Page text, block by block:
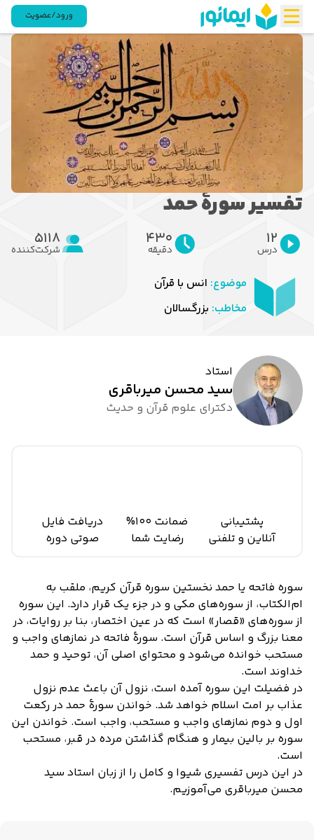
ورود/عضویت
تفسیر سورۀ حمد
12
درس
430
دقیقه
5118
شرکت‌کننده
موضوع: انس با قرآن
مخاطب: بزرگسالان
استاد
سید محسن میرباقری
دکترای علوم قرآن و حدیث
پشتیبانی
آنلاین و تلفنی
ضمانت 100%
رضایت شما
دریافت فایل
صوتی دوره
سوره فاتحه یا حمد نخستین سوره قرآن کریم، ملقب به
ام‌الکتاب، از سوره‌های مکی و در جزء یک قرار دارد. این سوره
از سوره‌های «قصار» است که در عین اختصار، بنا بر روایات، در
معنا بزرگ و اساس قرآن است. سورهٔ فاتحه در نمازهای واجب و
مستحب خوانده می‌شود و محتوای اصلی آن، توحید و حمد
خداوند است.
در فضیلت این سوره آمده است، نزول آن باعث عدم نزول
عذاب بر امت اسلام خواهد شد. خواندن سورهٔ حمد در رکعت
اول و دوم نمازهای واجب و مستحب، واجب است. خواندن این
سوره بر بالین بیمار و هنگام گذاشتن مرده در قبر، مستحب
است.
در این درس تفسیری شیوا و کامل را از زبان استاد سید
محسن میرباقری می‌آموزیم.